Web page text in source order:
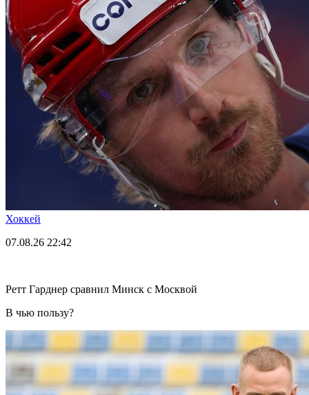
Хоккей
07.08.26 22:42
Ретт Гарднер сравнил Минск с Москвой
В чью пользу?